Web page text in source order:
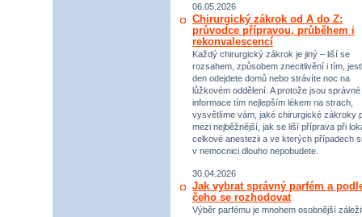
06.05.2026
Chirurgický zákrok od A do Z:
průvodce přípravou, průběhem i
rekonvalescencí
Každý chirurgický zákrok je jiný – liší se
rozsahem, způsobem znecitlivění i tím,
den odejdete domů nebo strávíte noc na
lůžkovém oddělení. A protože jsou správné
informace tím nejlepším lékem na strach,
vysvětlíme vám, jaké chirurgické zákroky
mezi nejběžnější, jak se liší příprava při
celkové anestezii a ve kterých případech si
v nemocnici dlouho nepobudete.
30.04.2026
Jak vybrat správný parfém a
čeho se rozhodovat
Výběr parfému je mnohem osobnější